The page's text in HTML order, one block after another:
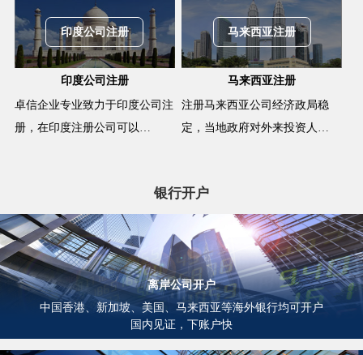
印度公司注册
印度公司注册
卓信企业专业致力于印度公司注
册，在印度注册公司可以…
马来西亚注册
马来西亚注册
注册马来西亚公司经济政局稳
定，当地政府对外来投资人…
银行开户
离岸公司开户
中国香港、新加坡、美国、马来西亚等海外银行均可开户
国内见证，下账户快